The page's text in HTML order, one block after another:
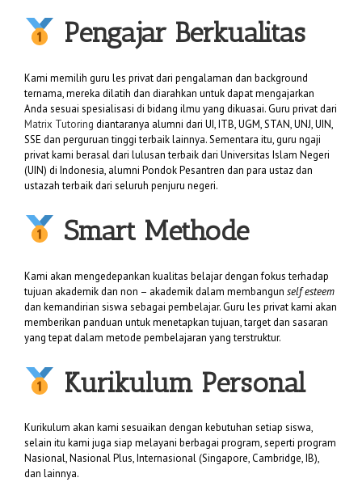
Pengajar Berkualitas
Kami memilih guru les privat dari pengalaman dan background
ternama, mereka dilatih dan diarahkan untuk dapat mengajarkan
Anda sesuai spesialisasi di bidang ilmu yang dikuasai. Guru privat dari
Matrix Tutoring diantaranya alumni dari UI, ITB, UGM, STAN, UNJ, UIN,
SSE dan perguruan tinggi terbaik lainnya. Sementara itu, guru ngaji
privat kami berasal dari lulusan terbaik dari Universitas Islam Negeri
(UIN) di Indonesia, alumni Pondok Pesantren dan para ustaz dan
ustazah terbaik dari seluruh penjuru negeri.
Smart Methode
Kami akan mengedepankan kualitas belajar dengan fokus terhadap
tujuan akademik dan non – akademik dalam membangun self esteem
dan kemandirian siswa sebagai pembelajar. Guru les privat kami akan
memberikan panduan untuk menetapkan tujuan, target dan sasaran
yang tepat dalam metode pembelajaran yang terstruktur.
Kurikulum Personal
Kurikulum akan kami sesuaikan dengan kebutuhan setiap siswa,
selain itu kami juga siap melayani berbagai program, seperti program
Nasional, Nasional Plus, Internasional (Singapore, Cambridge, IB),
dan lainnya.